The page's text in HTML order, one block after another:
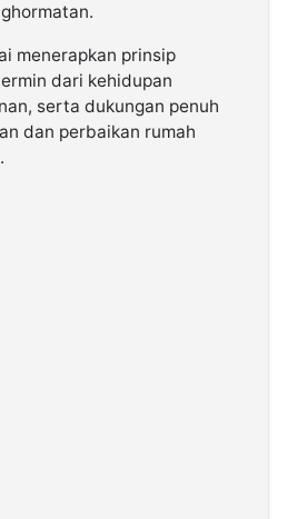
menerapkan prinsip
dari kehidupan
serta dukungan penuh
dan perbaikan rumah